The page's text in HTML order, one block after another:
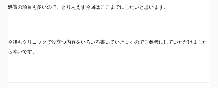
処置の項目も多いので、とりあえず今回はここまでにしたいと思います。
今後もクリニックで役立つ内容をいろいろ書いていきますのでご参考にしていただけました
ら幸いです。